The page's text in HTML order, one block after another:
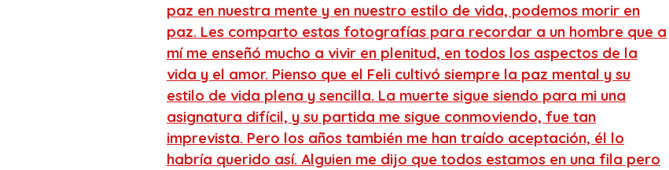
paz en nuestra mente y en nuestro estilo de vida, podemos morir en
paz. Les comparto estas fotografías para recordar a un hombre que a
mí me enseñó mucho a vivir en plenitud, en todos los aspectos de la
vida y el amor. Pienso que el Feli cultivó siempre la paz mental y su
estilo de vida plena y sencilla. La muerte sigue siendo para mi una
asignatura difícil, y su partida me sigue conmoviendo, fue tan
imprevista. Pero los años también me han traído aceptación, él lo
habría querido así. Alguien me dijo que todos estamos en una fila pero